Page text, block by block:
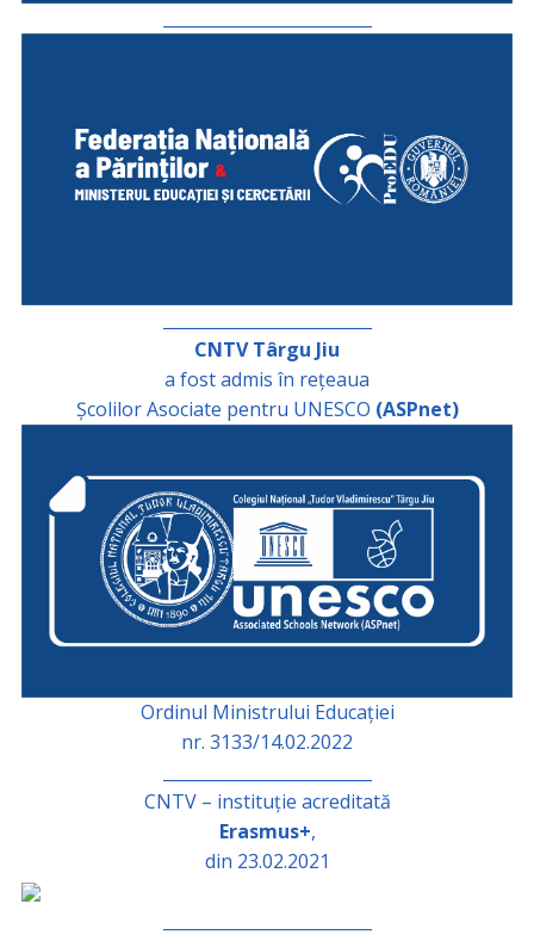
CNTV Târgu Jiu
a fost admis în rețeaua
Școlilor Asociate pentru UNESCO (ASPnet)
Ordinul Ministrului Educației
nr. 3133/14.02.2022
CNTV – instituție acreditată
Erasmus+,
din 23.02.2021